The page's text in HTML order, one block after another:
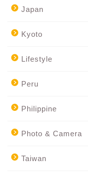
Japan
Kyoto
Lifestyle
Peru
Philippine
Photo & Camera
Taiwan